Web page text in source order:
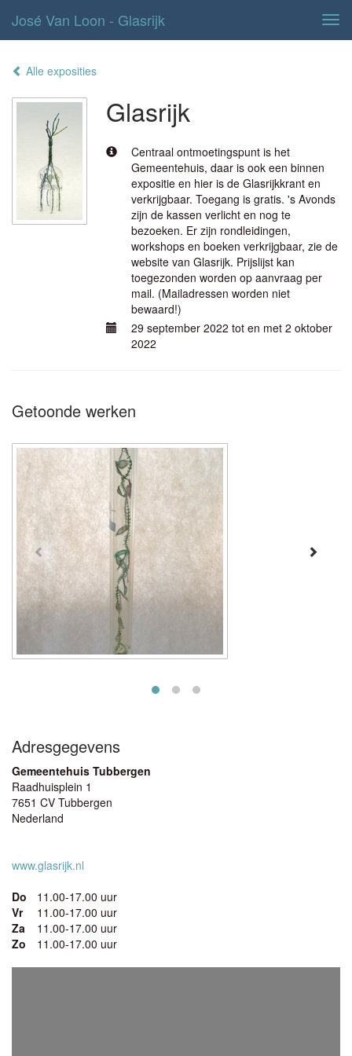
José Van Loon - Glasrijk
Alle exposities
Glasrijk
Centraal ontmoetingspunt is het
Gemeentehuis, daar is ook een binnen
expositie en hier is de Glasrijkkrant en
verkrijgbaar. Toegang is gratis. 's Avonds
zijn de kassen verlicht en nog te
bezoeken. Er zijn rondleidingen,
workshops en boeken verkrijgbaar, zie de
website van Glasrijk. Prijslijst kan
toegezonden worden op aanvraag per
mail. (Mailadressen worden niet
bewaard!)
29 september 2022 tot en met 2 oktober
2022
Getoonde werken
Adresgegevens
Gemeentehuis Tubbergen
Raadhuisplein 1
7651 CV Tubbergen
Nederland
www.glasrijk.nl
Do
11.00-17.00 uur
Vr
11.00-17.00 uur
Za
11.00-17.00 uur
Zo
11.00-17.00 uur